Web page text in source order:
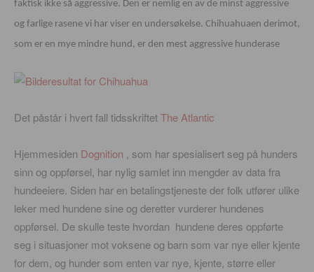
faktisk ikke så aggressive. Den er nemlig en av de minst aggressive
og farlige rasene vi har viser en undersøkelse. Chihuahuaen derimot,
som er en mye mindre hund, er den mest aggressive hunderase
Det påstår i hvert fall tidsskriftetThe Atlantic
Hjemmesiden Dognition , som har spesialisert seg på hunders
sinn og oppførsel, har nylig samlet inn mengder av data fra
hundeeiere. Siden har en betalingstjeneste der folk utfører ulike
leker med hundene sine og deretter vurderer hundenes
oppførsel. De skulle teste hvordan hundene deres oppførte
seg i situasjoner mot voksene og barn som var nye eller kjente
for dem, og hunder som enten var nye, kjente, større eller